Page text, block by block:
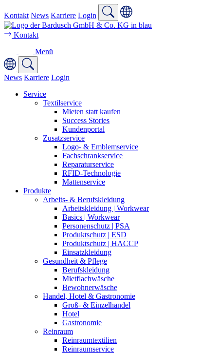
Kontakt News Karriere Login
Kontakt
Menü
News Karriere Login
Service
Textilservice
Mieten statt kaufen
Success Stories
Kundenportal
Zusatzservice
Logo- & Emblemservice
Fachschrankservice
Reparaturservice
RFID-Technologie
Mattenservice
Produkte
Arbeits- & Berufskleidung
Arbeitskleidung | Workwear
Basics | Workwear
Personenschutz | PSA
Produktschutz | ESD
Produktschutz | HACCP
Einsatzkleidung
Gesundheit & Pflege
Berufskleidung
Mietflachwäsche
Bewohnerwäsche
Handel, Hotel & Gastronomie
Groß- & Einzelhandel
Hotel
Gastronomie
Reinraum
Reinraumtextilien
Reinraumservice